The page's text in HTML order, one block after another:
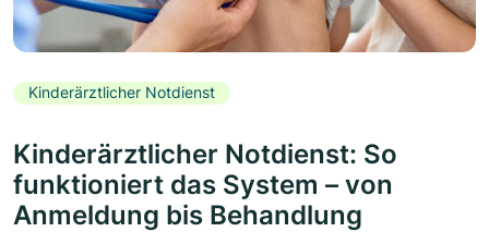
Kinderärztlicher Notdienst
Kinderärztlicher Notdienst: So
funktioniert das System – von
Anmeldung bis Behandlung